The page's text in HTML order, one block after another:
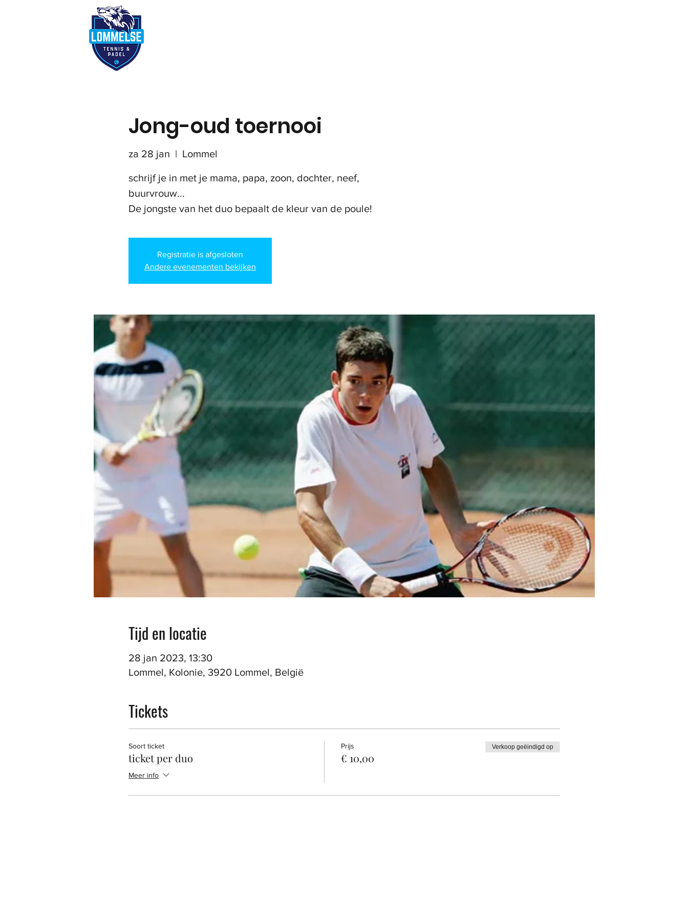
Jong-oud toernooi
za 28 jan
  |
Lommel
schrijf je in met je mama, papa, zoon, dochter, neef,
buurvrouw...
Registratie is afgesloten
Andere evenementen bekijken
Tijd en locatie
28 jan 2023, 13:30
Lommel, Kolonie, 3920 Lommel, België
Tickets
Soort ticket
ticket per duo
Meer info
Prijs
€ 10,00
Verkoop geëindigd op